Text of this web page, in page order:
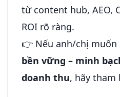
từ content hub, AEO,
ROI rõ ràng.
👉 Nếu anh/chị muốn
bền vững – minh
doanh thu, hãy tham